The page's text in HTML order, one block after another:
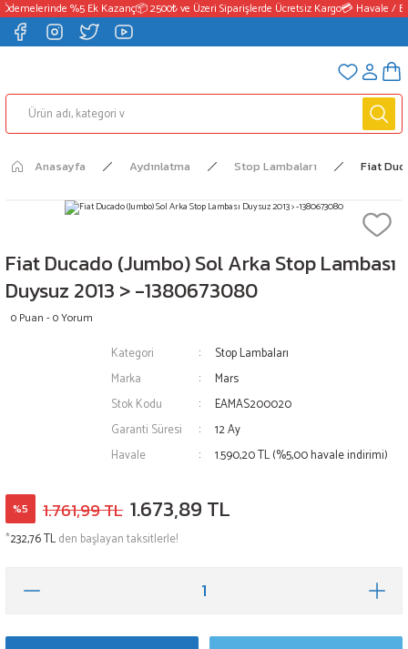
%5 Ek Kazanç📦 2500₺ ve Üzeri Siparişlerde Ücretsiz Kargo💳 Havale /
Anasayfa Aydınlatma Stop Lambaları Fiat
Fiat Ducado (Jumbo) Sol Arka Stop Lambası
Duysuz 2013 > -1380673080
0 Puan - 0 Yorum
Kategori
Stop Lambaları
Marka
Mars
Stok Kodu
EAMAS200020
Garanti Süresi
12 Ay
Havale
1.590,20 TL (%5,00 havale indirimi)
%5 1.761,99 TL 1.673,89 TL
*232,76 TLden başlayan taksitlerle!